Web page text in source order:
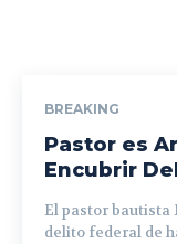
BREAKING
Pastor es
Encubrir
El pastor bautista
delito federal de